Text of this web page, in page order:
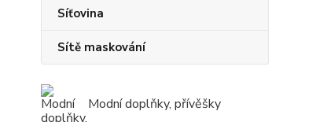
Síťovina
Sítě maskování
Modní doplňky, přívěšky